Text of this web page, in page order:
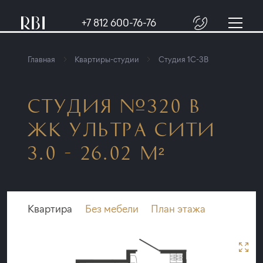
+7 812 600-76-76
Главная Квартиры-студии Студия 1C-3B
СТУДИЯ №320 В
ЖК УЛЬТРА СИТИ
3.0 - 26.02 М²
Квартира Без мебели План этажа